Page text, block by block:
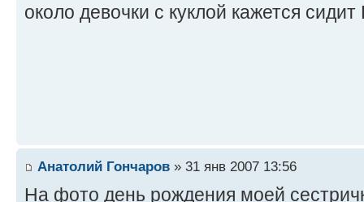
около девочки с куклой кажется
Анатолий Гончаров » 31 янв 2007 13:56
На фото день рождения моей